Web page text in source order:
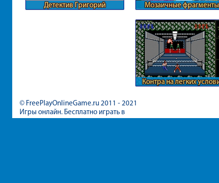
Детектив Григорий
Мозаичные фрагменты
Контра на легких
© FreePlayOnlineGame.ru 2011 - 2021
Игры онлайн. Бесплатно играть в
игры для девочек и мальчиков